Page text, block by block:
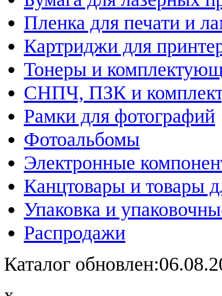
Пленка для печати и
Картриджи для
Тонеры и
СНПЧ, ПЗК и
Рамки для фотографий
Фотоальбомы
Электронные
Канцтовары и товары
Упаковка и
Распродажи
Каталог